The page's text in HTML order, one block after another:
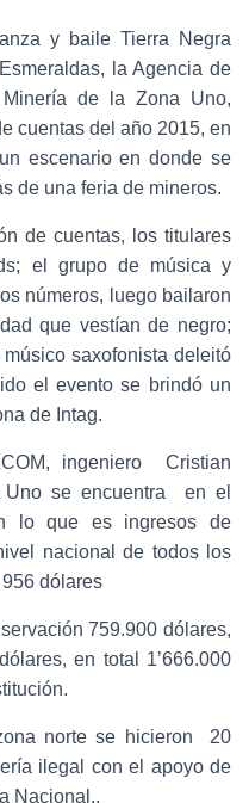
y baile Tierra Negra
la Agencia de
de la Zona Uno,
cuentas del año 2015, en
escenario en donde se
de una feria de mineros.
de cuentas, los titulares
el grupo de música y
números, luego bailaron
que vestían de negro;
saxofonista deleitó
el evento se brindó un
de Intag.
ingeniero Cristian
Uno se encuentra en el
lo que es ingresos de
nacional de todos los
dólares
759.900 dólares,
en total 1’666.000
norte se hicieron 20
ilegal con el apoyo de
Nacional.,